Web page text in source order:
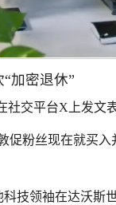
加密退休”
社交平台X上发文
促粉丝现在就买
技领袖在达沃斯